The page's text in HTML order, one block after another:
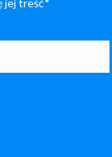
jej treść*